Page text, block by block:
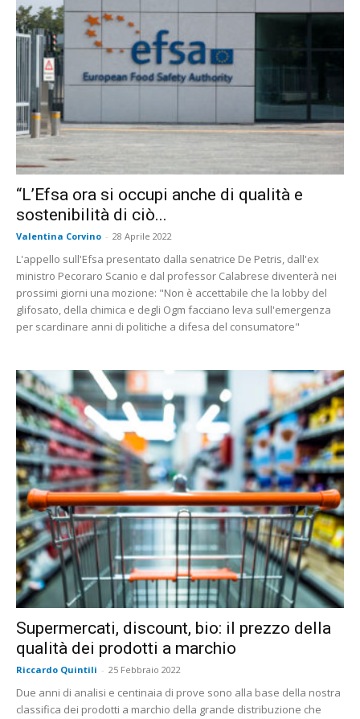
“L’Efsa ora si occupi anche di qualità e
sostenibilità di ciò...
Valentina Corvino - 28 Aprile 2022
L'appello sull'Efsa presentato dalla senatrice De Petris, dall'ex
ministro Pecoraro Scanio e dal professor Calabrese diventerà nei
prossimi giorni una mozione: "Non è accettabile che la lobby del
glifosato, della chimica e degli Ogm facciano leva sull'emergenza
per scardinare anni di politiche a difesa del consumatore"
Supermercati, discount, bio: il prezzo della
qualità dei prodotti a marchio
Riccardo Quintili - 25 Febbraio 2022
Due anni di analisi e centinaia di prove sono alla base della nostra
classifica dei prodotti a marchio della grande distribuzione che